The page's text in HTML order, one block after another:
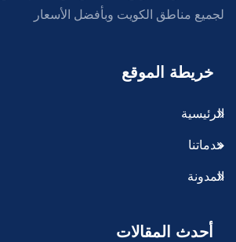
لجميع مناطق الكويت وبأفضل الأسعار
خريطة الموقع
الرئيسية
خدماتنا
المدونة
أحدث المقالات